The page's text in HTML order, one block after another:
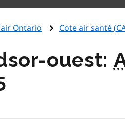
Ontario Cote air santé (
ouest: